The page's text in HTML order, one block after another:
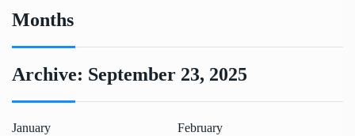
Months
Archive: September 23, 2025
January
February